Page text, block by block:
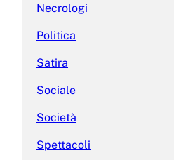
Necrologi
Politica
Satira
Sociale
Società
Spettacoli